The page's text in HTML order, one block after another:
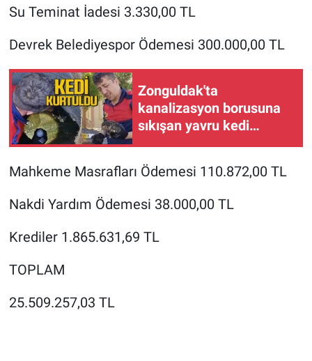
Su Teminat İadesi 3.330,00 TL
Devrek Belediyespor Ödemesi 300.000,00 TL
Zonguldak'ta
kanalizasyon borusuna
sıkışan yavru kedi
Mahkeme Masrafları Ödemesi 110.872,00 TL
Nakdi Yardım Ödemesi 38.000,00 TL
Krediler 1.865.631,69 TL
TOPLAM
25.509.257,03 TL